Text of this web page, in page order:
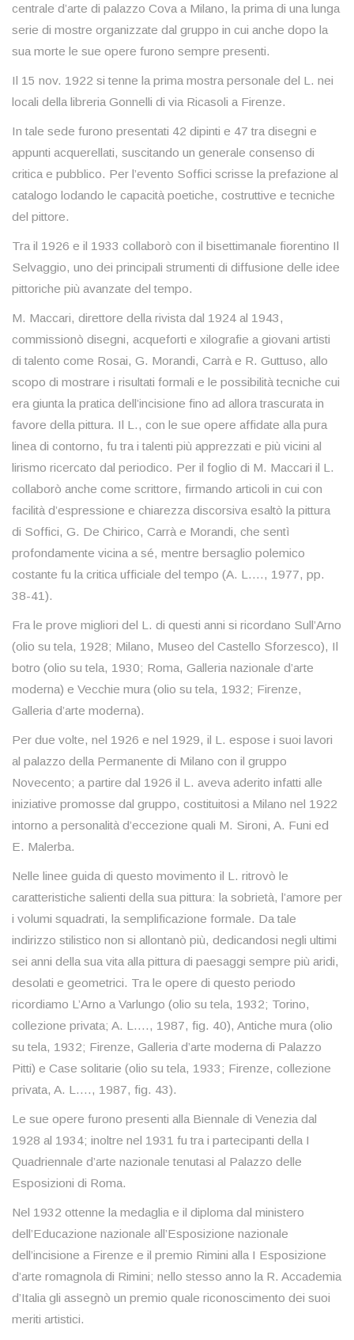
centrale d’arte di palazzo Cova a Milano, la prima di una lunga
serie di mostre organizzate dal gruppo in cui anche dopo la
sua morte le sue opere furono sempre presenti.
Il 15 nov. 1922 si tenne la prima mostra personale del L. nei
locali della libreria Gonnelli di via Ricasoli a Firenze.
In tale sede furono presentati 42 dipinti e 47 tra disegni e
appunti acquerellati, suscitando un generale consenso di
critica e pubblico. Per l’evento Soffici scrisse la prefazione al
catalogo lodando le capacità poetiche, costruttive e tecniche
del pittore.
Tra il 1926 e il 1933 collaborò con il bisettimanale fiorentino Il
Selvaggio, uno dei principali strumenti di diffusione delle idee
pittoriche più avanzate del tempo.
M. Maccari, direttore della rivista dal 1924 al 1943,
commissionò disegni, acqueforti e xilografie a giovani artisti
di talento come Rosai, G. Morandi, Carrà e R. Guttuso, allo
scopo di mostrare i risultati formali e le possibilità tecniche cui
era giunta la pratica dell’incisione fino ad allora trascurata in
favore della pittura. Il L., con le sue opere affidate alla pura
linea di contorno, fu tra i talenti più apprezzati e più vicini al
lirismo ricercato dal periodico. Per il foglio di M. Maccari il L.
collaborò anche come scrittore, firmando articoli in cui con
facilità d’espressione e chiarezza discorsiva esaltò la pittura
di Soffici, G. De Chirico, Carrà e Morandi, che sentì
profondamente vicina a sé, mentre bersaglio polemico
costante fu la critica ufficiale del tempo (A. L.…, 1977, pp.
38-41).
Fra le prove migliori del L. di questi anni si ricordano Sull’Arno
(olio su tela, 1928; Milano, Museo del Castello Sforzesco), Il
botro (olio su tela, 1930; Roma, Galleria nazionale d’arte
moderna) e Vecchie mura (olio su tela, 1932; Firenze,
Galleria d’arte moderna).
Per due volte, nel 1926 e nel 1929, il L. espose i suoi lavori
al palazzo della Permanente di Milano con il gruppo
Novecento; a partire dal 1926 il L. aveva aderito infatti alle
iniziative promosse dal gruppo, costituitosi a Milano nel 1922
intorno a personalità d’eccezione quali M. Sironi, A. Funi ed
E. Malerba.
Nelle linee guida di questo movimento il L. ritrovò le
caratteristiche salienti della sua pittura: la sobrietà, l’amore per
i volumi squadrati, la semplificazione formale. Da tale
indirizzo stilistico non si allontanò più, dedicandosi negli ultimi
sei anni della sua vita alla pittura di paesaggi sempre più aridi,
desolati e geometrici. Tra le opere di questo periodo
ricordiamo L’Arno a Varlungo (olio su tela, 1932; Torino,
collezione privata; A. L.…, 1987, fig. 40), Antiche mura (olio
su tela, 1932; Firenze, Galleria d’arte moderna di Palazzo
Pitti) e Case solitarie (olio su tela, 1933; Firenze, collezione
privata, A. L.…, 1987, fig. 43).
Le sue opere furono presenti alla Biennale di Venezia dal
1928 al 1934; inoltre nel 1931 fu tra i partecipanti della I
Quadriennale d’arte nazionale tenutasi al Palazzo delle
Esposizioni di Roma.
Nel 1932 ottenne la medaglia e il diploma dal ministero
dell’Educazione nazionale all’Esposizione nazionale
dell’incisione a Firenze e il premio Rimini alla I Esposizione
d’arte romagnola di Rimini; nello stesso anno la R. Accademia
d’Italia gli assegnò un premio quale riconoscimento dei suoi
meriti artistici.